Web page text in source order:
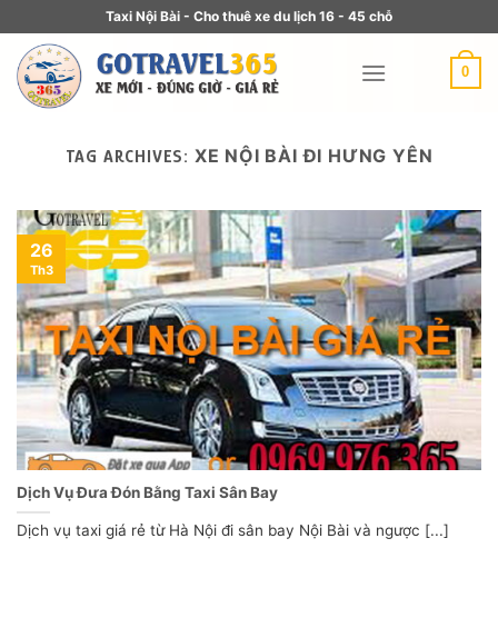
Taxi Nội Bài - Cho thuê xe du lịch 16 - 45 chỗ
0
TAG ARCHIVES: XE NỘI BÀI ĐI HƯNG YÊN
Dịch Vụ Đưa Đón Bằng Taxi Sân Bay
Dịch vụ taxi giá rẻ từ Hà Nội đi sân bay Nội Bài và ngược [...]
26
Th3